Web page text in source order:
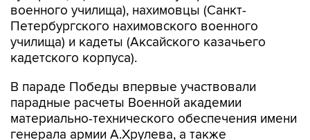
военного училища), нахимовцы (Санкт-
Петербургского нахимовского военного
училища) и кадеты (Аксайского казачьего
кадетского корпуса).
В параде Победы впервые участвовали
парадные расчеты Военной академии
материально-технического обеспечения имени
генерала армии А.Хрулева, а также